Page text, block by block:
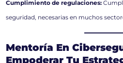
Cumplimiento de regulaciones:
seguridad, necesarias en muchos
Mentoría En
Empoderar Tu